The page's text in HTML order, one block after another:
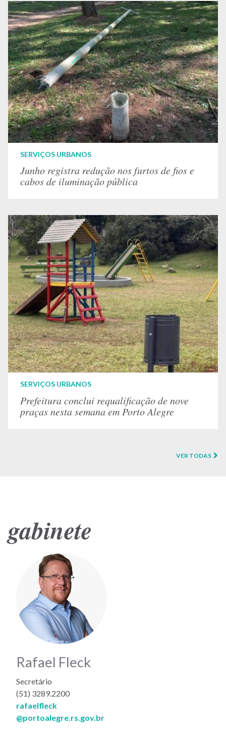
SERVIÇOS URBANOS
Junho registra redução nos furtos de fios e
cabos de iluminação pública
SERVIÇOS URBANOS
Prefeitura conclui requalificação de nove
praças nesta semana em Porto Alegre
VER TODAS
gabinete
Rafael Fleck
Secretário
(51) 3289.2200
rafaelfleck
@portoalegre.rs.gov.br